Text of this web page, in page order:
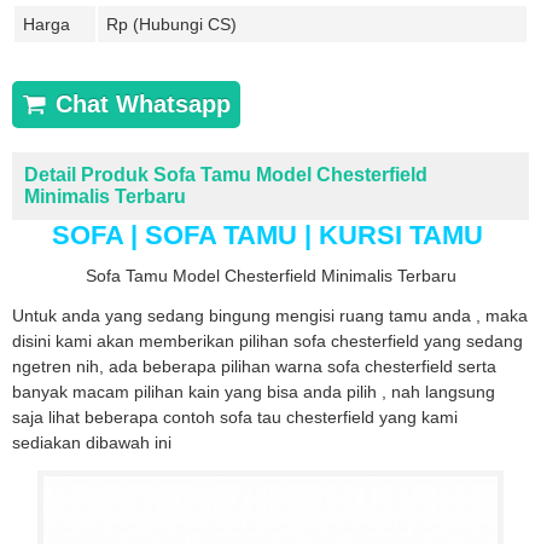
Harga
Rp (Hubungi CS)
Chat Whatsapp
Detail Produk Sofa Tamu Model Chesterfield
Minimalis Terbaru
SOFA | SOFA TAMU | KURSI TAMU
Sofa Tamu Model Chesterfield Minimalis Terbaru
Untuk anda yang sedang bingung mengisi ruang tamu anda , maka
disini kami akan memberikan pilihan sofa chesterfield yang sedang
ngetren nih, ada beberapa pilihan warna sofa chesterfield serta
banyak macam pilihan kain yang bisa anda pilih , nah langsung
saja lihat beberapa contoh sofa tau chesterfield yang kami
sediakan dibawah ini